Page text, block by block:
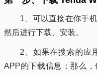
1、可以直接在你手
然后进行下载、安装。
2、如果在搜索的应
APP的下载信息；那么